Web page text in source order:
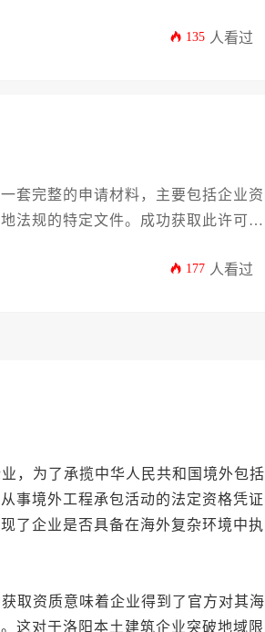
135 人看过
套完整的申请材料，主要包括企业资
法规的特定文件。成功获取此许可是
177 人看过
为了承揽中华人民共和国境外包括
事境外工程承包活动的法定资格凭证
了企业是否具备在海外复杂环境中执
资质意味着企业得到了官方对其海
这对于洛阳本土建筑企业突破地域限